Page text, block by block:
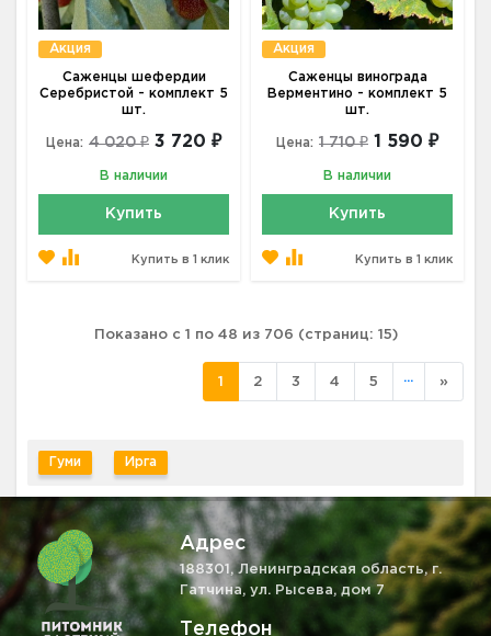
Акция
Саженцы шефердии
Серебристой - комплект 5
шт.
Цена: 4 020 ₽ 3 720 ₽
В наличии
Купить
Купить в 1 клик
Акция
Саженцы винограда
Верментино - комплект 5
шт.
Цена: 1 710 ₽ 1 590 ₽
В наличии
Купить
Купить в 1 клик
Показано с 1 по 48 из 706 (страниц: 15)
1 2 3 4 5 ... »
Гуми Ирга
Адрес
188301, Ленинградская область, г.
Гатчина, ул. Рысева, дом 7
Телефон